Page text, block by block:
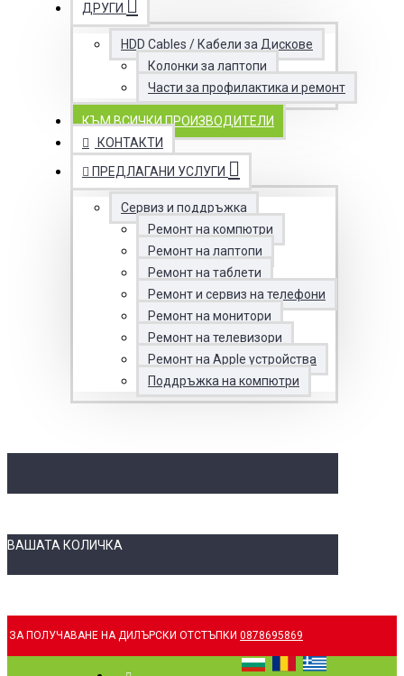
ДРУГИ
HDD Cables / Кабели за Дискове
Колонки за лаптопи
Части за профилактика и ремонт
КЪМ ВСИЧКИ ПРОИЗВОДИТЕЛИ
КОНТАКТИ
ПРЕДЛАГАНИ УСЛУГИ
Сервиз и поддръжка
Ремонт на компютри
Ремонт на лаптопи
Ремонт на таблети
Ремонт и сервиз на телефони
Ремонт на монитори
Ремонт на телевизори
Ремонт на Apple устройства
Поддръжка на компютри
ВАШАТА КОЛИЧКА
ЗА ПОЛУЧАВАНЕ НА ДИЛЪРСКИ ОТСТЪПКИ 0878695869